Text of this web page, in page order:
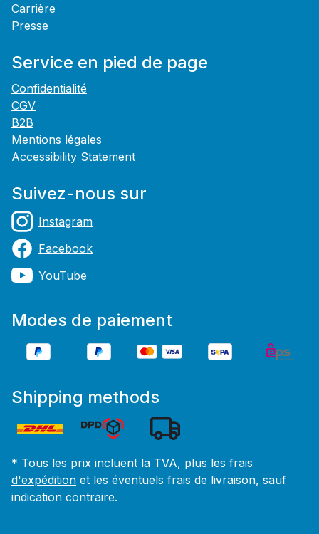
Carrière
Presse
Service en pied de page
Confidentialité
CGV
B2B
Mentions légales
Accessibility Statement
Suivez-nous sur
Instagram
Facebook
YouTube
Modes de paiement
Shipping methods
* Tous les prix incluent la TVA, plus les frais
d'expédition et les éventuels frais de livraison, sauf
indication contraire.